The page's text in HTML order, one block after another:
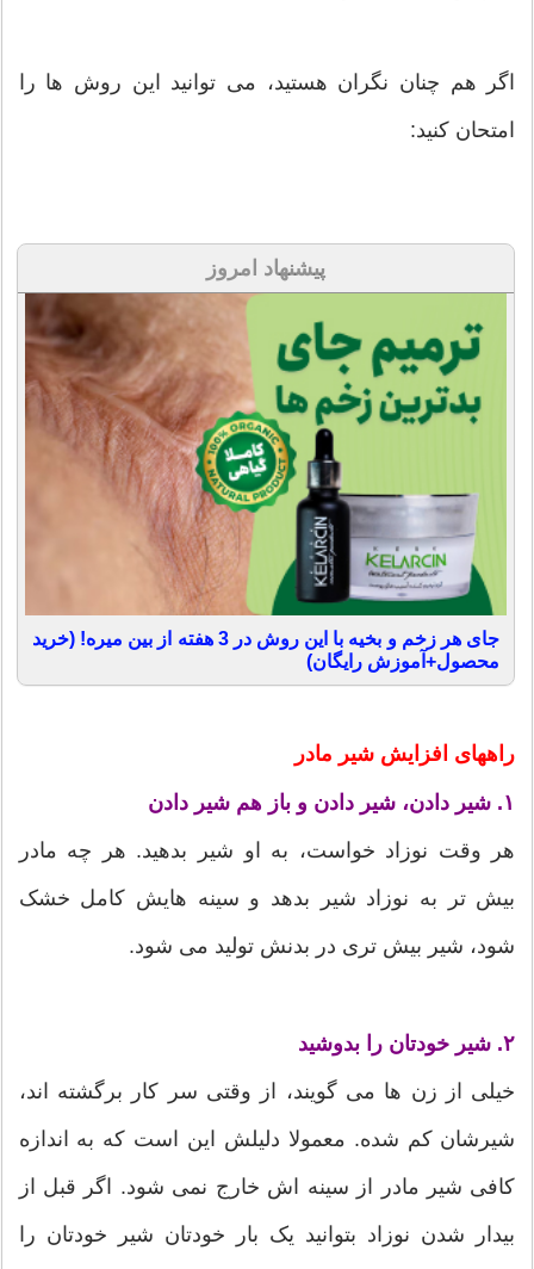
اگر هم چنان نگران هستید، می توانید این روش ها را
امتحان کنید:
پیشنهاد امروز
جای هر زخم و بخیه با این روش در 3 هفته از بین میره! (خرید
محصول+آموزش رایگان)
راههای افزایش شیر مادر
۱. شیر دادن، شیر دادن و باز هم شیر دادن
هر وقت نوزاد خواست، به او شیر بدهید. هر چه مادر
بیش تر به نوزاد شیر بدهد و سینه هایش کامل خشک
شود، شیر بیش تری در بدنش تولید می شود.
۲. شیر خودتان را بدوشید
خیلی از زن ها می گویند، از وقتی سر کار برگشته اند،
شیرشان کم شده. معمولا دلیلش این است که به اندازه
کافی شیر مادر از سینه اش خارج نمی شود. اگر قبل از
بیدار شدن نوزاد بتوانید یک بار خودتان شیر خودتان را